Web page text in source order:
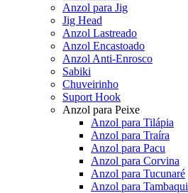
Anzol para Jig
Jig Head
Anzol Lastreado
Anzol Encastoado
Anzol Anti-Enrosco
Sabiki
Chuveirinho
Suport Hook
Anzol para Peixe
Anzol para Tilápia
Anzol para Traíra
Anzol para Pacu
Anzol para Corvina
Anzol para Tucunaré
Anzol para Tambaqui